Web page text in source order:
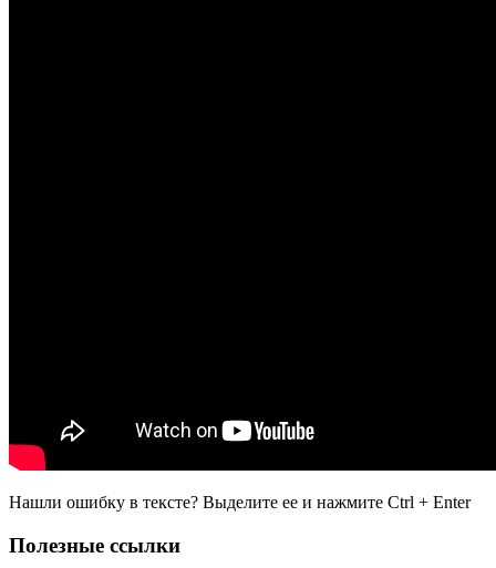
Нашли ошибку в тексте? Выделите ее и нажмите Ctrl + Enter
Полезные ссылки